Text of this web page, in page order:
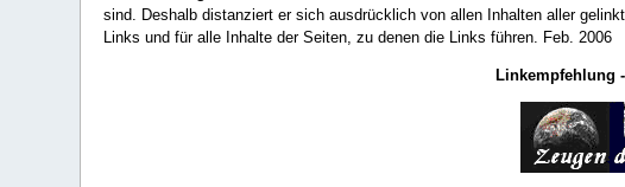
sind. Deshalb distanziert er sich ausdrücklich von allen Inhalten aller
Links und für alle Inhalte der Seiten, zu denen die Links führen. Feb. 2006
Linkempfehlung